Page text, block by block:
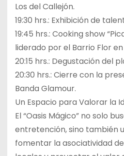
Los del Callejón.
19:30 hrs.: Exhibición de
19:45 hrs.: Cooking show
liderado por el Barrio Flor
20:15 hrs.: Degustación del
20:30 hrs.: Cierre con la
Banda Glamour.
Un Espacio para Valorar la
El “Oasis Mágico” no solo
entretención, sino también
fomentar la asociatividad